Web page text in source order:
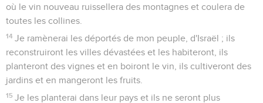
où le vin nouveau ruissellera des montagnes et coulera de
toutes les collines.
14 Je ramènerai les déportés de mon peuple, d'Israël ; ils
reconstruiront les villes dévastées et les habiteront, ils
planteront des vignes et en boiront le vin, ils cultiveront des
jardins et en mangeront les fruits.
15 Je les planterai dans leur pays et ils ne seront plus